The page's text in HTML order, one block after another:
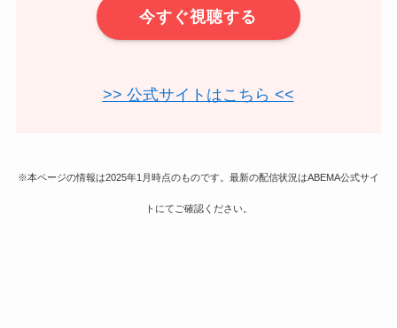
今すぐ視聴する
>> 公式サイトはこちら <<
※本ページの情報は2025年1月時点のものです。最新の配信状況はABEMA公式サイ
トにてご確認ください。